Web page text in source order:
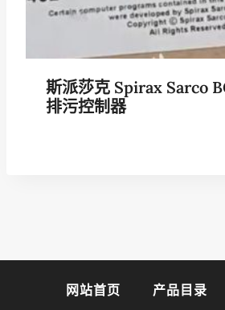
斯派莎克 Spirax Sarco
排污控制器
网站首页 产品目录